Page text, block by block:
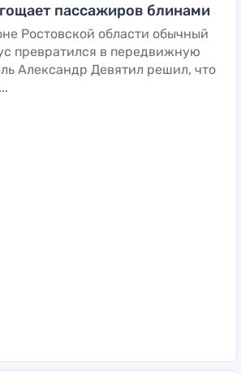
пассажиров блинами
Ростовской области обычный
превратился в передвижную
Александр Девятил решил, что